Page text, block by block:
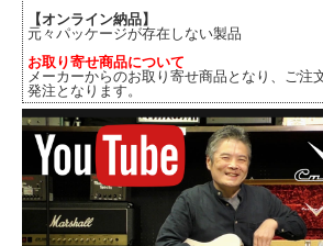
【オンライン納品】
元々パッケージが存在しない製品
お取り寄せ商品について
メーカーからのお取り寄せ商品となり、ご注
発注となります。